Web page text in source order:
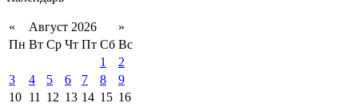
« Август 2026
»
Пн Вт Ср Чт Пт Сб Вс
1
2
3
4 5 6 7 8
9
10 11 12 13 14 15 16